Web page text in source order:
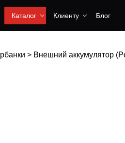
Каталог Клиенту Блог
> Внешний аккумулятор